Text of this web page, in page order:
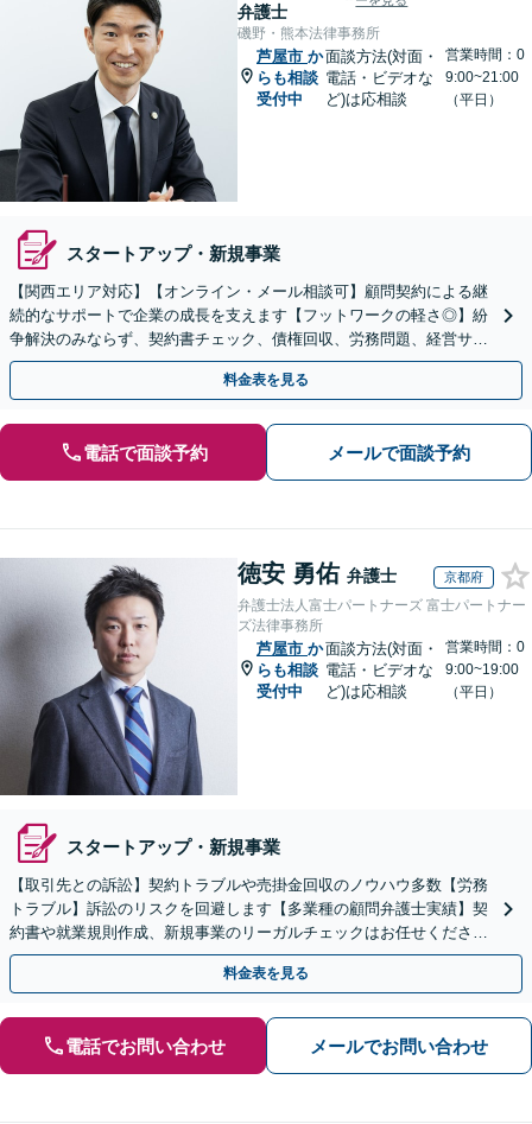
弁護士
磯野・熊本法律事務所
芦屋市 か
らも相談
受付中
面談方法(対面・
電話・ビデオな
ど)は応相談
営業時間：0
9:00~21:00
（平日）
スタートアップ・新規事業
【関西エリア対応】【オンライン・メール相談可】顧問契約による継
続的なサポートで企業の成長を支えます【フットワークの軽さ◎】紛
争解決のみならず、契約書チェック、債権回収、労務問題、経営サポ
ートを含む予防法務に対応
料金表を見る
電話で面談予約 メールで面談予約
徳安 勇佑 弁護士 京都府
弁護士法人富士パートナーズ 富士パートナー
ズ法律事務所
芦屋市 か
らも相談
受付中
面談方法(対面・
電話・ビデオな
ど)は応相談
営業時間：0
9:00~19:00
（平日）
スタートアップ・新規事業
【取引先との訴訟】契約トラブルや売掛金回収のノウハウ多数【労務
トラブル】訴訟のリスクを回避します【多業種の顧問弁護士実績】契
約書や就業規則作成、新規事業のリーガルチェックはお任せくださ
い。単発のご依頼OK。
料金表を見る
電話でお問い合わせ メールでお問い合わせ